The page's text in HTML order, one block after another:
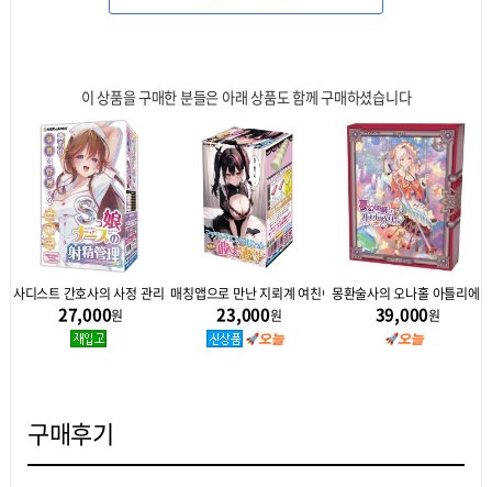
이 상품을 구매한 분들은 아래 상품도 함께 구매하셨습니다
사디스트 간호사의 사정 관리
27,000원
매칭앱으로 만난 지뢰계 여친이 너무 굉장하다
23,000원
몽환술사의 오나홀 아틀리에
39,000원
구매후기